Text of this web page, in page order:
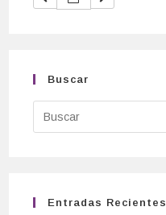
Buscar
Entradas Recientes